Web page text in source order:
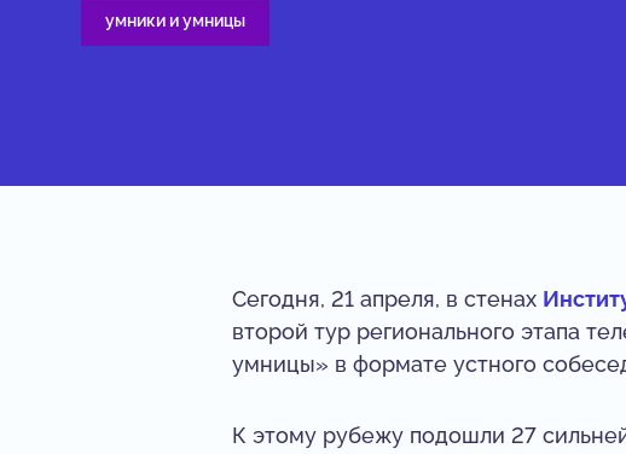
умники и умницы
Сегодня, 21 апреля, в стенах
второй тур регионального этапа
умницы» в формате устного
К этому рубежу подошли 27